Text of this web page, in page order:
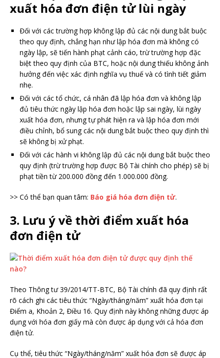
xuất hóa đơn điện tử lùi ngày
Đối với các trường hợp không lập đủ các nội dung bắt buộc
theo quy định, chẳng hạn như lập hóa đơn mà không có
ngày lập, sẽ tiến hành phạt cảnh cáo, trừ trường hợp đặc
biệt theo quy định của BTC, hoặc nội dung thiếu không ảnh
hưởng đến việc xác định nghĩa vụ thuế và có tình tiết giảm
nhẹ.
Đối với các tổ chức, cá nhân đã lập hóa đơn và không lập
đủ tiêu thức ngày lập hóa đơn hoặc lập sai ngày, lùi ngày
xuất hóa đơn, nhưng tự phát hiện ra và lập hóa đơn mới
điều chỉnh, bổ sung các nội dung bắt buộc theo quy định thì
sẽ không bị xử phạt.
Đối với các hành vi không lập đủ các nội dung bắt buộc theo
quy định (trừ trường hợp được Bộ Tài chính cho phép) sẽ bị
phạt tiền từ 200.000 đồng đến 1.000.000 đồng.
>> Có thể bạn quan tâm: Báo giá hóa đơn điện tử.
3. Lưu ý về thời điểm xuất hóa
đơn điện tử
Theo Thông tư 39/2014/TT-BTC, Bộ Tài chính đã quy định rất
rõ cách ghi các tiêu thức “Ngày/tháng/năm” xuất hóa đơn tại
Điểm a, Khoản 2, Điều 16. Quy định này không những được áp
dụng với hóa đơn giấy mà còn được áp dụng với cả hóa đơn
điện tử.
Cụ thể, tiêu thức “Ngày/tháng/năm” xuất hóa đơn sẽ được áp